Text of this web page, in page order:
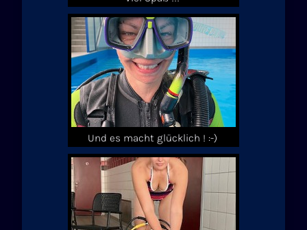
Und es macht glücklich ! :-)